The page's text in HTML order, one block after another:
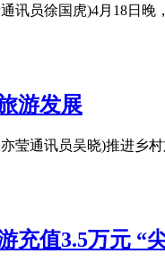
讯员徐国虎)4月18日
游发展
莹通讯员吴晓)推进乡
充值3.5万元 “